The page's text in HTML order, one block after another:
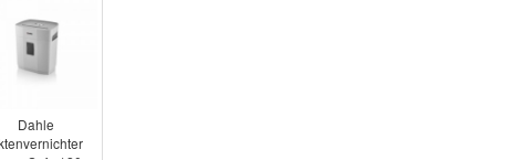
Dahle